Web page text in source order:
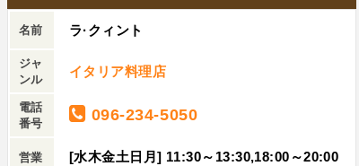
す。コースで一人1,100円。値段バグってると思い
ました。また伺いたいところです。本当におすす
名前 ラ·クィント
ジャ
ンル
イタリア料理店
電話
番号
096-234-5050
営業
[水木金土日月] 11:30～13:30,18:00～20:00